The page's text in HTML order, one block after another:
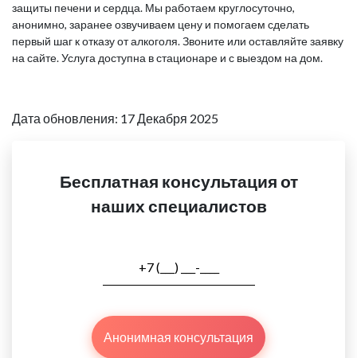
защиты печени и сердца. Мы работаем круглосуточно,
анонимно, заранее озвучиваем цену и помогаем сделать
первый шаг к отказу от алкоголя. Звоните или оставляйте заявку
на сайте. Услуга доступна в стационаре и с выездом на дом.
Дата обновления: 17 Декабря 2025
Бесплатная консультация от
наших специалистов
Анонимная консультация